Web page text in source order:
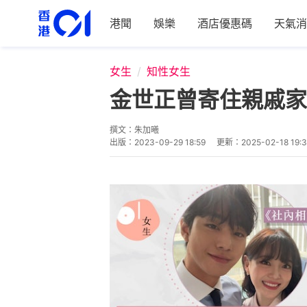
港聞 娛樂 酒店優惠碼 天氣
女生 知性女生
金世正曾寄住親戚
撰文： 朱加曦
出版： 2023-09-29 18:59 更新： 2025-02-18